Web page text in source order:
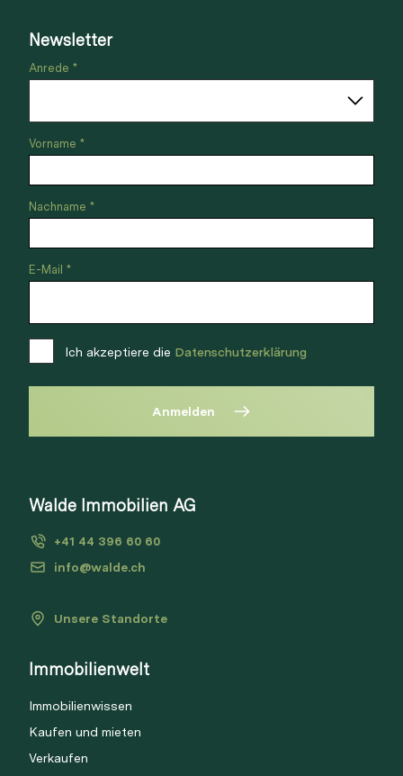
erstellen.
Login
Walde Immobilien AG
+41 44 396 60 60
info@walde.ch
Unsere Standorte
Immobilienwelt
Immobilienwissen
Kaufen und mieten
Verkaufen
Newsletter
Anrede *
Vorname *
Nachname *
E-Mail *
Ich akzeptiere die Datenschutzerklärung
Anmelden
Via Link
Link kopieren